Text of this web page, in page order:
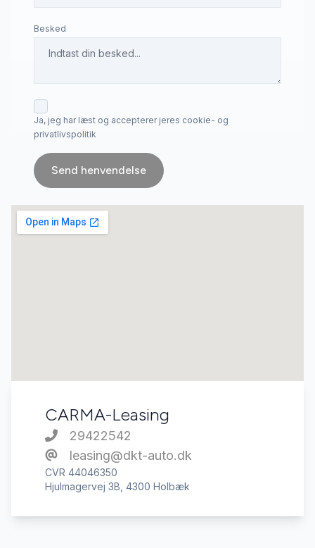
Besked
Ja, jeg har læst og accepterer jeres cookie- og
privatlivspolitik
Send henvendelse
CARMA-Leasing
29422542
leasing@dkt-auto.dk
CVR 44046350
Hjulmagervej 3B, 4300 Holbæk